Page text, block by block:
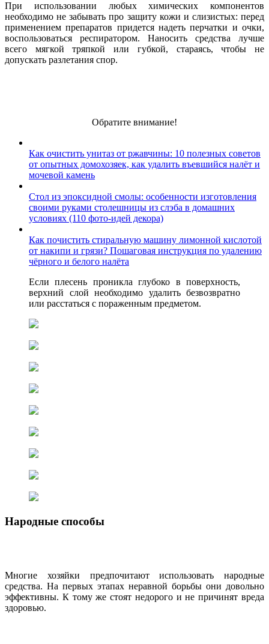
При использовании любых химических компонентов
необходимо не забывать про защиту кожи и слизистых: перед
применением препаратов придется надеть перчатки и очки,
воспользоваться респиратором. Наносить средства лучше
всего мягкой тряпкой или губкой, стараясь, чтобы не
допускать разлетания спор.
Обратите внимание!
Как очистить унитаз от ржавчины: 10 полезных советов
от опытных домохозяек, как удалить въевшийся налёт и
мочевой камень
Стол из эпоксидной смолы: особенности изготовления
своими руками столешницы из слэба в домашних
условиях (110 фото-идей декора)
Как почистить стиральную машину лимонной кислотой
от накипи и грязи? Пошаговая инструкция по удалению
чёрного и белого налёта
Если плесень проникла глубоко в поверхность,
верхний слой необходимо удалить безвозвратно
или расстаться с пораженным предметом.
Народные способы
Многие хозяйки предпочитают использовать народные
средства. На первых этапах неравной борьбы они довольно
эффективны. К тому же стоят недорого и не причинят вреда
здоровью.